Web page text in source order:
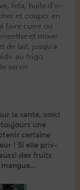
feta, huile d’o­
et couper en
faire cuire ou
et mix­er
de lait, jusqu’à
au fri­go.
servir.
la san­té, voici
tou­jours une
cer­taine
! Si elle priv­
des fruits
mangue…